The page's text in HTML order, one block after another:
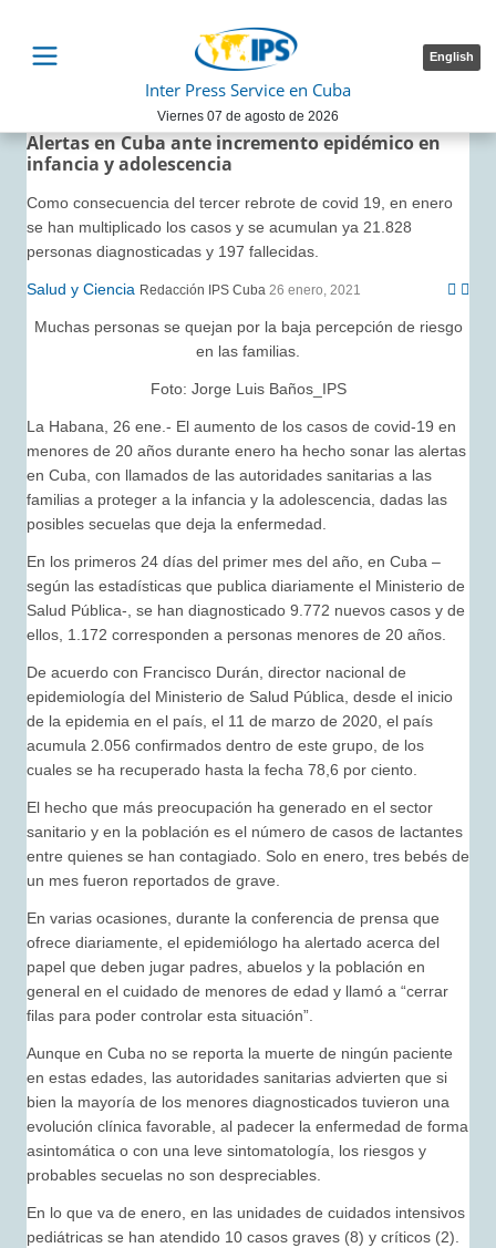
English
Inter Press Service en Cuba
Viernes 07 de agosto de 2026
Alertas en Cuba ante incremento epidémico en
infancia y adolescencia
Como consecuencia del tercer rebrote de covid 19, en enero
se han multiplicado los casos y se acumulan ya 21.828
personas diagnosticadas y 197 fallecidas.
Salud y Ciencia Redacción IPS Cuba 26 enero, 2021
Muchas personas se quejan por la baja percepción de riesgo
en las familias.
Foto: Jorge Luis Baños_IPS
La Habana, 26 ene.- El aumento de los casos de covid-19 en
menores de 20 años durante enero ha hecho sonar las alertas
en Cuba, con llamados de las autoridades sanitarias a las
familias a proteger a la infancia y la adolescencia, dadas las
posibles secuelas que deja la enfermedad.
En los primeros 24 días del primer mes del año, en Cuba –
según las estadísticas que publica diariamente el Ministerio de
Salud Pública-, se han diagnosticado 9.772 nuevos casos y de
ellos, 1.172 corresponden a personas menores de 20 años.
De acuerdo con Francisco Durán, director nacional de
epidemiología del Ministerio de Salud Pública, desde el inicio
de la epidemia en el país, el 11 de marzo de 2020, el país
acumula 2.056 confirmados dentro de este grupo, de los
cuales se ha recuperado hasta la fecha 78,6 por ciento.
El hecho que más preocupación ha generado en el sector
sanitario y en la población es el número de casos de lactantes
entre quienes se han contagiado. Solo en enero, tres bebés de
un mes fueron reportados de grave.
En varias ocasiones, durante la conferencia de prensa que
ofrece diariamente, el epidemiólogo ha alertado acerca del
papel que deben jugar padres, abuelos y la población en
general en el cuidado de menores de edad y llamó a “cerrar
filas para poder controlar esta situación”.
Aunque en Cuba no se reporta la muerte de ningún paciente
en estas edades, las autoridades sanitarias advierten que si
bien la mayoría de los menores diagnosticados tuvieron una
evolución clínica favorable, al padecer la enfermedad de forma
asintomática o con una leve sintomatología, los riesgos y
probables secuelas no son despreciables.
En lo que va de enero, en las unidades de cuidados intensivos
pediátricas se han atendido 10 casos graves (8) y críticos (2).